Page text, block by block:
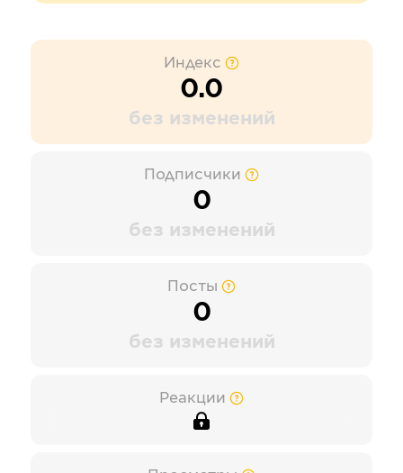
Индекс
0.0
без изменений
Подписчики
0
без изменений
Посты
0
без изменений
Реакции